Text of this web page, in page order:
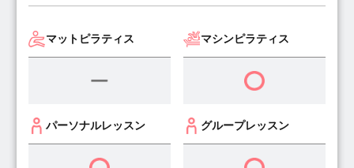
マットピラティス マシンピラティス
パーソナルレッスン グループレッスン